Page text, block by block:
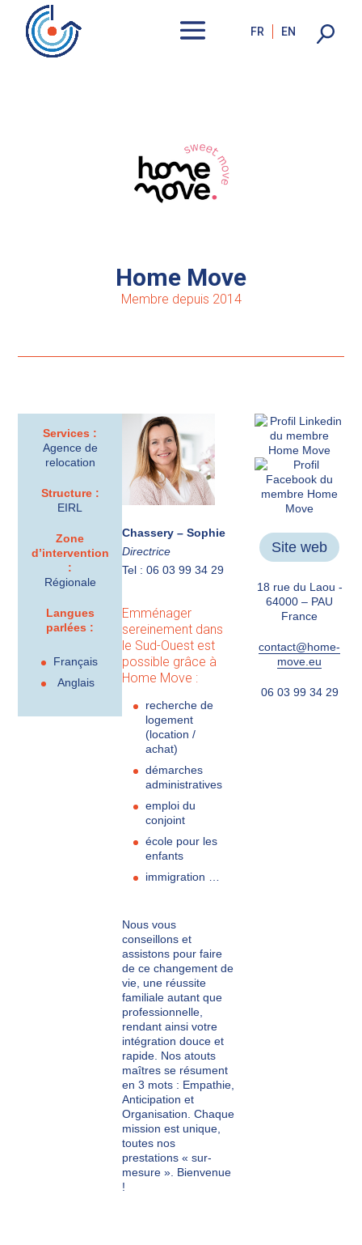
FR EN
Home Move
Membre depuis 2014
Services :
Agence de
relocation
Structure :
EIRL
Zone
d’intervention
:
Régionale
Langues
parlées :
Français
Anglais
Chassery – Sophie
Directrice
Tel : 06 03 99 34 29
Emménager
sereinement dans
le Sud-Ouest est
possible grâce à
Home Move :
recherche de
logement
(location /
achat)
démarches
administratives
emploi du
conjoint
école pour les
enfants
immigration …
Nous vous
conseillons et
assistons pour faire
de ce changement de
vie, une réussite
familiale autant que
professionnelle,
rendant ainsi votre
intégration douce et
rapide. Nos atouts
maîtres se résument
en 3 mots : Empathie,
Anticipation et
Organisation. Chaque
mission est unique,
toutes nos
prestations « sur-
mesure ». Bienvenue
!
Site web
18 rue du Laou -
64000 – PAU
France
contact@home-
move.eu
06 03 99 34 29